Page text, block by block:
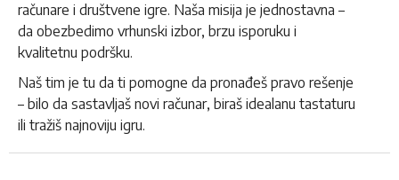
računare i društvene igre. Naša misija je jednostavna –
da obezbedimo vrhunski izbor, brzu isporuku i
kvalitetnu podršku.
Naš tim je tu da ti pomogne da pronađeš pravo rešenje
– bilo da sastavljaš novi računar, biraš idealanu tastaturu
ili tražiš najnoviju igru.